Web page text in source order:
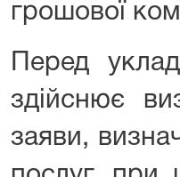
грошової
Перед
здійснює
заяви,